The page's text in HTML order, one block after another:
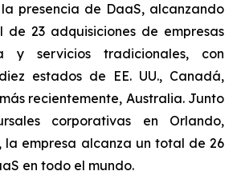
presencia de DaaS, alcanzando
23 adquisiciones de empresas
y servicios tradicionales, con
estados de EE. UU., Canadá,
recientemente, Australia. Junto
corporativas en Orlando,
la empresa alcanza un total de 26
en todo el mundo.